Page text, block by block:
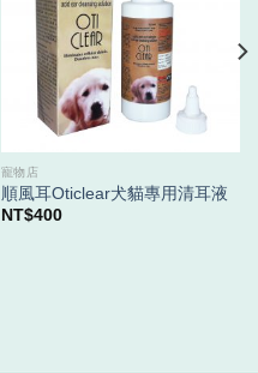
寵物店
順風耳Oticlear犬貓專用清耳液
NT$400